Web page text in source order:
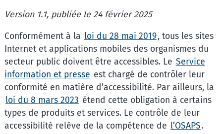
Version 1.1, publiée le 24 février 2025
Conformément à la loi du 28 mai 2019, tous les sites
Internet et applications mobiles des organismes du
secteur public doivent être accessibles. Le Service
information et presse est chargé de contrôler leur
conformité en matière d’accessibilité. Par ailleurs, la
loi du 8 mars 2023 étend cette obligation à certains
types de produits et services. Le contrôle de leur
accessibilité relève de la compétence de l’OSAPS.